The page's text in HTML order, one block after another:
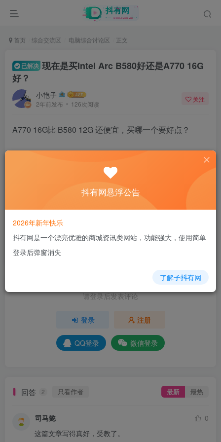
首页 综合交流区 电脑综合讨论区 正文
已解决 现在是买Intel Arc B580好还是A770 16G
好？
小艳子
2年前发布 126次阅读
关注
A770 16G比 B580 12G 还便宜，买哪一个要好点？
28
6人已评分
+8 +6 +4 +3 +5 +2
请登录后发表评论
登录 注册
QQ登录 微信登录
回答 2 只看作者 最新 最热
司马懿
0
这篇文章写得真好，受教了。
抖有网悬浮公告
2026年新年快乐
抖有网是一个漂亮优雅的商城资讯类网站，功能强大，使用简单
登录后弹窗消失
了解子抖有网